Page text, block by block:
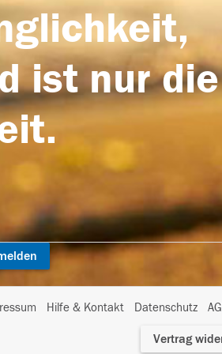
ist nur
Hilfe & Kontakt Datenschutz
Vertrag